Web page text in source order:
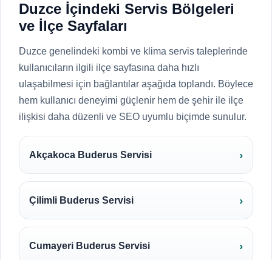
Duzce İçindeki Servis Bölgeleri
ve İlçe Sayfaları
Duzce genelindeki kombi ve klima servis taleplerinde
kullanıcıların ilgili ilçe sayfasına daha hızlı
ulaşabilmesi için bağlantılar aşağıda toplandı. Böylece
hem kullanıcı deneyimi güçlenir hem de şehir ile ilçe
ilişkisi daha düzenli ve SEO uyumlu biçimde sunulur.
Akçakoca Buderus Servisi
Çilimli Buderus Servisi
Cumayeri Buderus Servisi